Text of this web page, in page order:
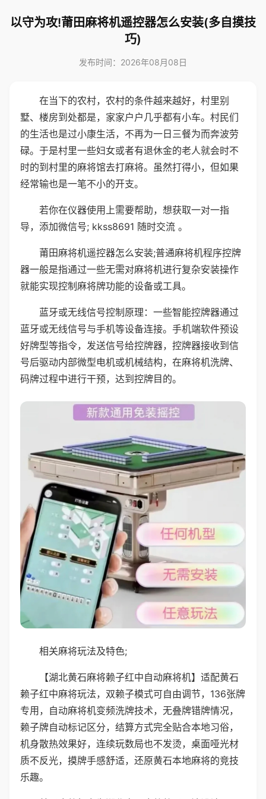
以守为攻!莆田麻将机遥控器怎么安装(多自摸技
巧)
发布时间：2026年08月08日
在当下的农村，农村的条件越来越好，村里别
墅、楼房到处都是，家家户户几乎都有小车。村民们
的生活也是过小康生活，不再为一日三餐为而奔波劳
碌。于是村里一些妇女或者有退休金的老人就会时不
时的到村里的麻将馆去打麻将。虽然打得小，但如果
经常输也是一笔不小的开支。
若你在仪器使用上需要帮助，想获取一对一指
导，添加微信号; kkss8691 随时交流 。
莆田麻将机遥控器怎么安装;普通麻将机程序控牌
器一般是指通过一些无需对麻将机进行复杂安装操作
就能实现控制麻将牌功能的设备或工具。
蓝牙或无线信号控制原理：一些智能控牌器通过
蓝牙或无线信号与手机等设备连接。手机端软件预设
好牌型等指令，发送信号给控牌器，控牌器接收到信
号后驱动内部微型电机或机械结构，在麻将机洗牌、
码牌过程中进行干预，达到控牌目的。
相关麻将玩法及特色;
【湖北黄石麻将赖子红中自动麻将机】适配黄石
赖子红中麻将玩法，双赖子模式可自由调节，136张牌
专用，自动麻将机变频洗牌技术，无叠牌错牌情况，
赖子牌自动标记区分，结算方式完全贴合本地习俗，
机身散热效果好，连续玩数局也不发烫，桌面哑光材
质不反光，摸牌手感舒适，还原黄石本地麻将的竞技
乐趣。